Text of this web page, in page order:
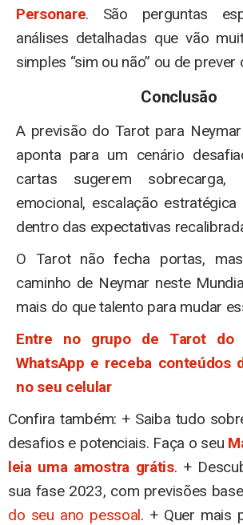
Personare. São perguntas
análises detalhadas que vão
simples “sim ou não” ou de prever
Conclusão
A previsão do Tarot para
aponta para um cenário
cartas sugerem sobrecarga,
emocional, escalação
dentro das expectativas
O Tarot não fecha portas,
caminho de Neymar neste
mais do que talento para mudar
Entre no grupo de Tarot do
WhatsApp e receba conteúdos
no seu celular
Confira também: + Saiba tudo
desafios e potenciais. Faça o seu
leia uma amostra grátis. +
sua fase 2023, com previsões
do seu ano pessoal. + Quer mais